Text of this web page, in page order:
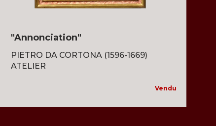
"Annonciation"
PIETRO DA CORTONA (1596-1669)
ATELIER
Vendu